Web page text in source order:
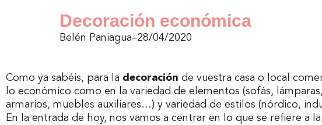
Decoración económica
Belén Paniagua–28/04/2020
Como ya sabéis, para la decoración de vuestra casa o local
lo económico como en la variedad de elementos (sofás,
armarios, muebles auxiliares…) y variedad de estilos (nórdico,
En la entrada de hoy, nos vamos a centrar en lo que se refiere a la